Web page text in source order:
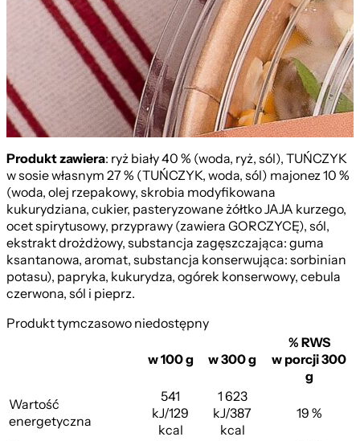
Produkt zawiera: ryż biały 40 % (woda, ryż, sól), TUŃCZYK
w sosie własnym 27 % (TUŃCZYK, woda, sól) majonez 10 %
(woda, olej rzepakowy, skrobia modyfikowana
kukurydziana, cukier, pasteryzowane żółtko JAJA kurzego,
ocet spirytusowy, przyprawy (zawiera GORCZYCĘ), sól,
ekstrakt drożdżowy, substancja zagęszczająca: guma
ksantanowa, aromat, substancja konserwująca: sorbinian
potasu), papryka, kukurydza, ogórek konserwowy, cebula
czerwona, sól i pieprz.
Produkt tymczasowo niedostępny
w 100 g w 300 g
% RWS
w porcji 300
g
Wartość
energetyczna
541
kJ/129
kcal
1 623
kJ/387
kcal
19 %